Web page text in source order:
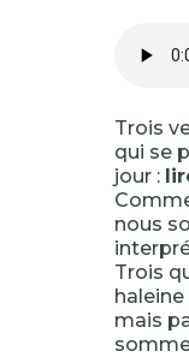
Trois
qui se
jour :
nous
Trois
mais